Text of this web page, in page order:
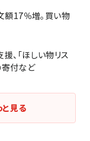
額17％増。買い物
「ほしい物リス
寄付など
見る